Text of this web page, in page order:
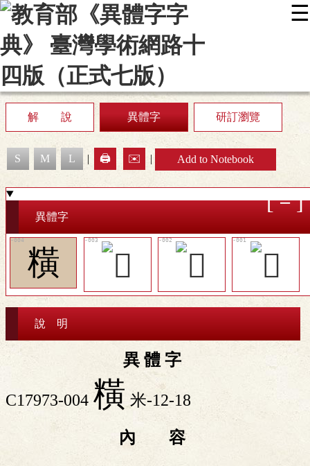
☰
News Editing Instructions
Display Mode
Sitemap
解 說 異體字 研訂瀏覽
S M L | 🖨️ ✉️ | Add to Notebook
異體字
䊣
說 明
異 體 字
C17973-004 䊣 米-12-18
內 容